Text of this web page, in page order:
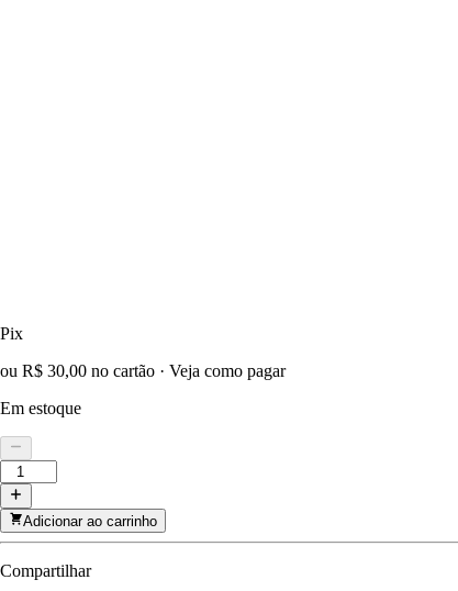
Pix
ou R$ 30,00 no cartão · Veja como pagar
Em estoque
Adicionar ao carrinho
Compartilhar